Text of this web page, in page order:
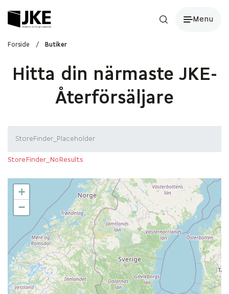
Menu
Forside / Butiker
Hitta din närmaste JKE-
Återförsäljare
StoreFinder_NoResults
+
−